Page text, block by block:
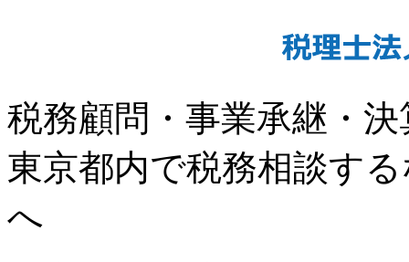
税務顧問・事業承継・
東京都内で税務相談す
へ